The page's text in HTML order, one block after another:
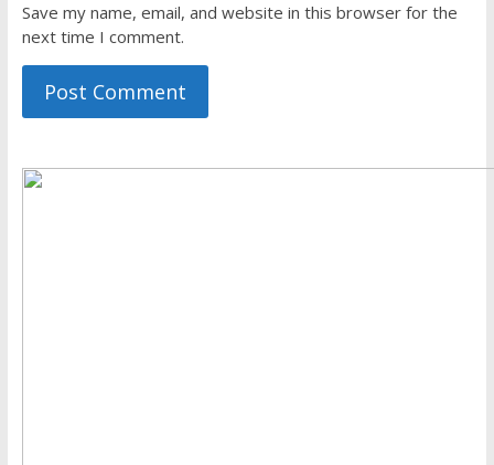
Save my name, email, and website in this browser for the
next time I comment.